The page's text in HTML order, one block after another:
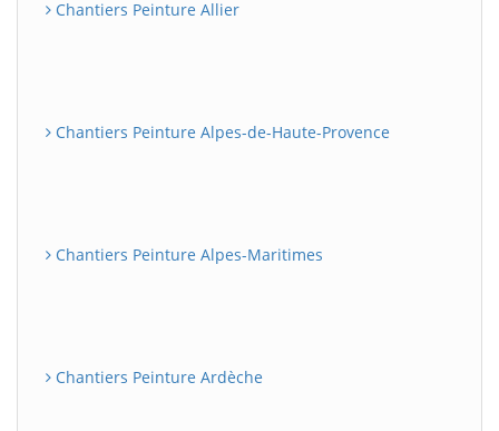
Chantiers Peinture Allier
Chantiers Peinture Alpes-de-Haute-Provence
Chantiers Peinture Alpes-Maritimes
Chantiers Peinture Ardèche